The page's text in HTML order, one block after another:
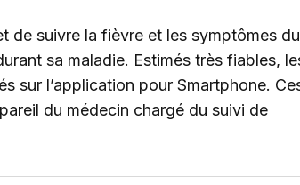
de suivre la fièvre et les symptômes du
sa maladie. Estimés très fiables,
sur l’application pour Smartphone.
du médecin chargé du suivi de